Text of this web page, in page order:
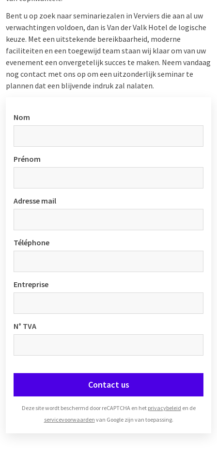
Bent u op zoek naar seminariezalen in Verviers die aan al uw
verwachtingen voldoen, dan is Van der Valk Hotel de logische
keuze. Met een uitstekende bereikbaarheid, moderne
faciliteiten en een toegewijd team staan wij klaar om van uw
evenement een onvergetelijk succes te maken. Neem vandaag
nog contact met ons op om een uitzonderlijk seminar te
plannen dat een blijvende indruk zal nalaten.
Nom
Prénom
Adresse mail
Téléphone
Entreprise
N° TVA
Contact us
Deze site wordt beschermd door reCAPTCHA en het privacybeleid en de
servicevoorwaarden van Google zijn van toepassing.